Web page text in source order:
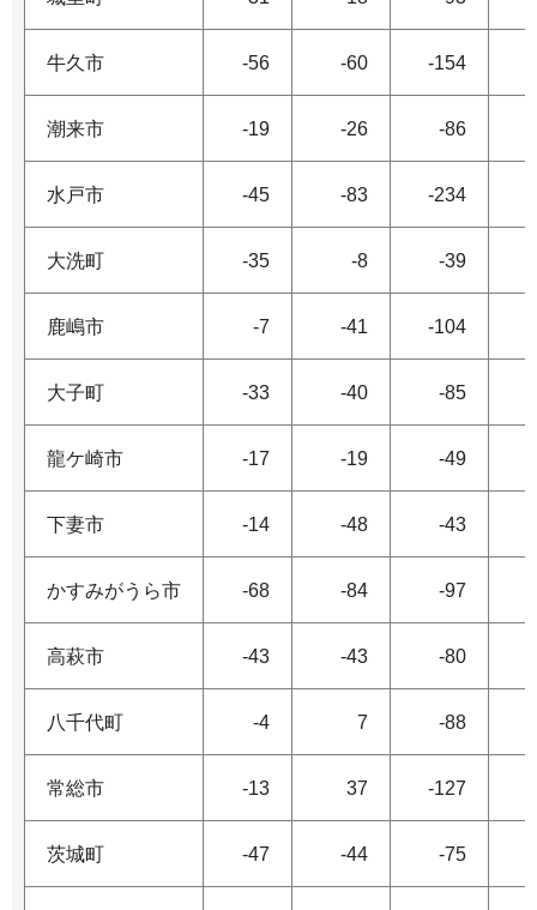
牛久市 -56 -60 -154
潮来市 -19 -26 -86
水戸市 -45 -83 -234
大洗町 -35 -8 -39
鹿嶋市 -7 -41 -104
大子町 -33 -40 -85
龍ケ崎市 -17 -19 -49
下妻市 -14 -48 -43
かすみがうら市 -68 -84 -97
高萩市 -43 -43 -80
八千代町 -4 7 -88
常総市 -13 37 -127
茨城町 -47 -44 -75